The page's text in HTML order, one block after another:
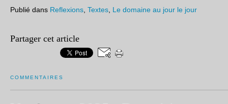
Publié dans Reflexions Textes Le domaine au jour le jour
Partager cet article
COMMENTAIRES